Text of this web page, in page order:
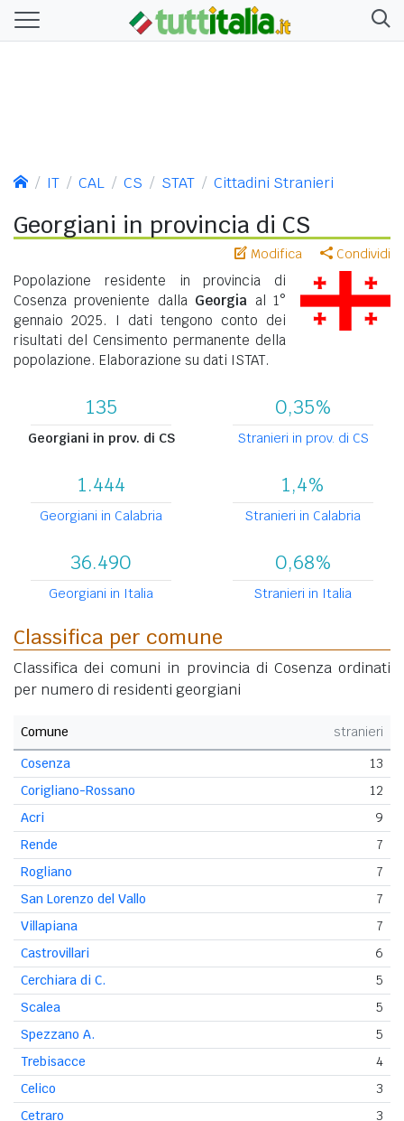
IT CAL CS STAT Cittadini Stranieri
Georgiani in provincia di CS
Modifica Condividi
Popolazione residente in provincia di
Cosenza proveniente dalla Georgia al 1°
gennaio 2025. I dati tengono conto dei
risultati del Censimento permanente della
popolazione. Elaborazione su dati ISTAT.
135
Georgiani in prov. di CS
0,35%
Stranieri in prov. di CS
1.444
Georgiani in Calabria
1,4%
Stranieri in Calabria
36.490
Georgiani in Italia
0,68%
Stranieri in Italia
Classifica per comune
Classifica dei comuni in provincia di Cosenza ordinati
per numero di residenti georgiani
Comune
stranieri
Cosenza
13
Corigliano-Rossano
12
Acri
9
Rende
7
Rogliano
7
San Lorenzo del Vallo
7
Villapiana
7
Castrovillari
6
Cerchiara di C.
5
Scalea
5
Spezzano A.
5
Trebisacce
4
Celico
3
Cetraro
3